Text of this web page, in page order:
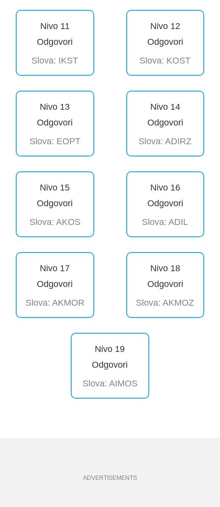
Nivo 11
Odgovori
Slova: IKST
Nivo 12
Odgovori
Slova: KOST
Nivo 13
Odgovori
Slova: EOPT
Nivo 14
Odgovori
Slova: ADIRZ
Nivo 15
Odgovori
Slova: AKOS
Nivo 16
Odgovori
Slova: ADIL
Nivo 17
Odgovori
Slova: AKMOR
Nivo 18
Odgovori
Slova: AKMOZ
Nivo 19
Odgovori
Slova: AIMOS
ADVERTISEMENTS